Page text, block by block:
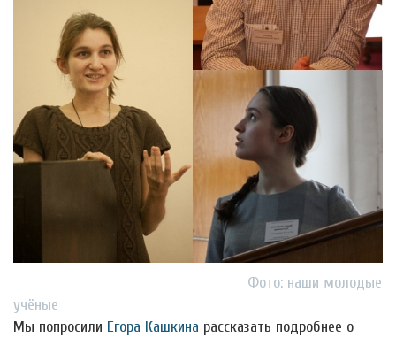
Фото: наши молодые
учёные
Мы попросили Егора Кашкина рассказать подробнее о